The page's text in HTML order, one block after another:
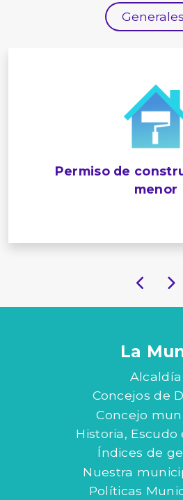
Generales
Permiso de
menor
La
Alcaldía
Concejos de
Concejo
Historia, Escudo
Índices de
Nuestra
Políticas